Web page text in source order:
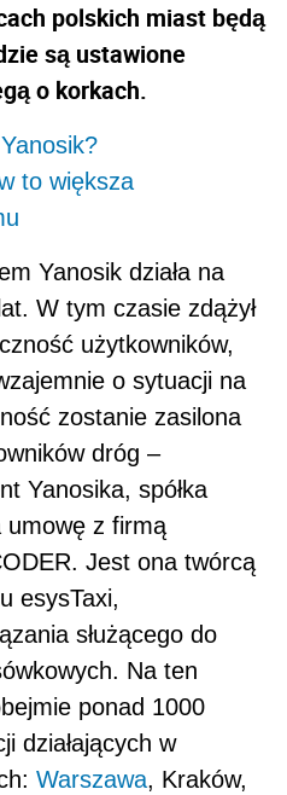
polskich miast będą
są ustawione
o korkach.
to większa
Yanosik działa na
W tym czasie zdążył
użytkowników,
o sytuacji na
zostanie zasilona
dróg –
Yanosika, spółka
umowę z firmą
Jest ona twórcą
esysTaxi,
służącego do
Na ten
ponad 1000
działających w
Warszawa, Kraków,